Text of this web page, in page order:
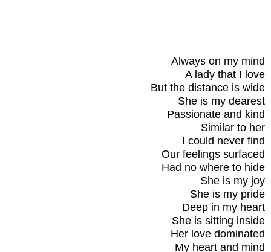
Always on my mind
A lady that I love
But the distance is wide
She is my dearest
Passionate and kind
Similar to her
I could never find
Our feelings surfaced
Had no where to hide
She is my joy
She is my pride
Deep in my heart
She is sitting inside
Her love dominated
My heart and mind